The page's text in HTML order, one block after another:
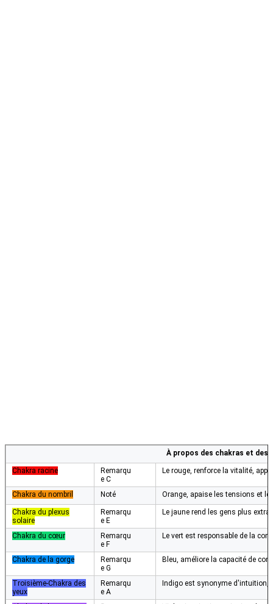
À propos des chakras et des
Chakra racine
Remarqu
e C
Le rouge, renforce la vitalité,
Chakra du nombril Noté Orange, apaise les tensions et
Chakra du plexus
solaire
Remarqu
e E
Le jaune rend les gens plus
Chakra du cœur
Remarqu
e F
Le vert est responsable de la
Chakra de la gorge
Remarqu
e G
Bleu, améliore la capacité de
Troisième-Chakra des
yeux
Remarqu
e A
Indigo est synonyme d'intuition,